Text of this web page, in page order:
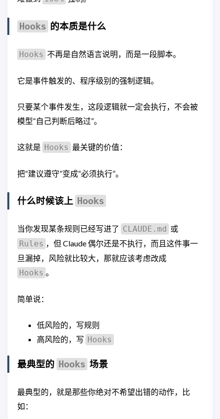
Hooks 的本质是什么
Hooks 不再是自然语言说明，而是一段脚本。
它是事件触发的、程序级别的强制逻辑。
只要某个事件发生，这段逻辑就一定会执行，不会被
模型“自己判断后略过”。
这就是 Hooks 最关键的价值：
把“建议遵守”变成“必须执行”。
什么时候该上 Hooks
当你发现某条规则已经写进了 CLAUDE.md 或
Rules ，但 Claude 偶尔还是不执行，而且这件事一
旦漏掉，风险就比较大，那就应该考虑改成
Hooks 。
简单说：
低风险的，写规则
高风险的，写 Hooks
最典型的 Hooks 场景
最典型的，就是那些你绝对不希望出错的动作，比
如：